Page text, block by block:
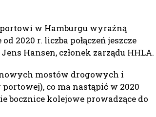
w Hamburgu wyraźną
2020 r. liczba połączeń jeszcze
Hansen, członek zarządu HHLA.
mostów drogowych i
co ma nastąpić w 2020
bocznice kolejowe prowadzące do